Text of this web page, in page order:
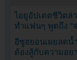
ไอยูอัปเดตชีวิตล่
ทำแฟนๆ พูดถึง “
อีซูฮยอนเผยลดน้
ต้องสู้กับความอย